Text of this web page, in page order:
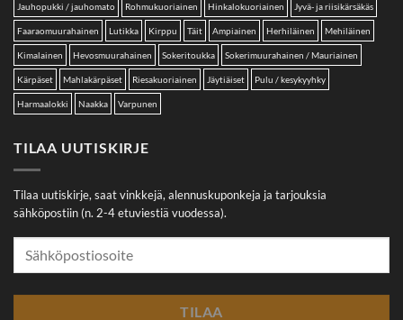
Jauhopukki / jauhomato Rohmukuoriainen Hinkalokuoriainen Jyvä- ja riisikärsäkäs
Faaraomuurahainen Lutikka Kirppu Täit Ampiainen Herhiläinen Mehiläinen
Kimalainen Hevosmuurahainen Sokeritoukka Sokerimuurahainen / Mauriainen
Kärpäset Mahlakärpäset Riesakuoriainen Jäytiäiset Pulu / kesykyyhky
Harmaalokki Naakka Varpunen
TILAA UUTISKIRJE
Tilaa uutiskirje, saat vinkkejä, alennuskuponkeja ja tarjouksia
sähköpostiin (n. 2-4 etuviestiä vuodessa).